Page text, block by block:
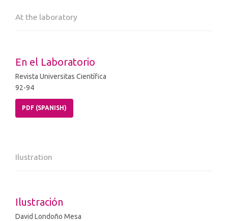
At the laboratory
En el Laboratorio
Revista Universitas Científica
92-94
PDF (SPANISH)
Ilustration
Ilustración
David Londoño Mesa